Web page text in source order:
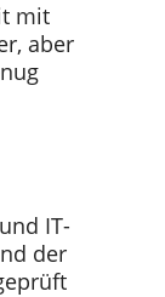
mit
aber
IT-
der